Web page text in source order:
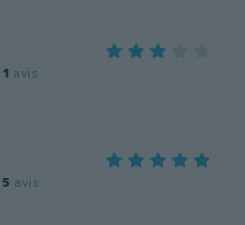
1 avis
5 avis